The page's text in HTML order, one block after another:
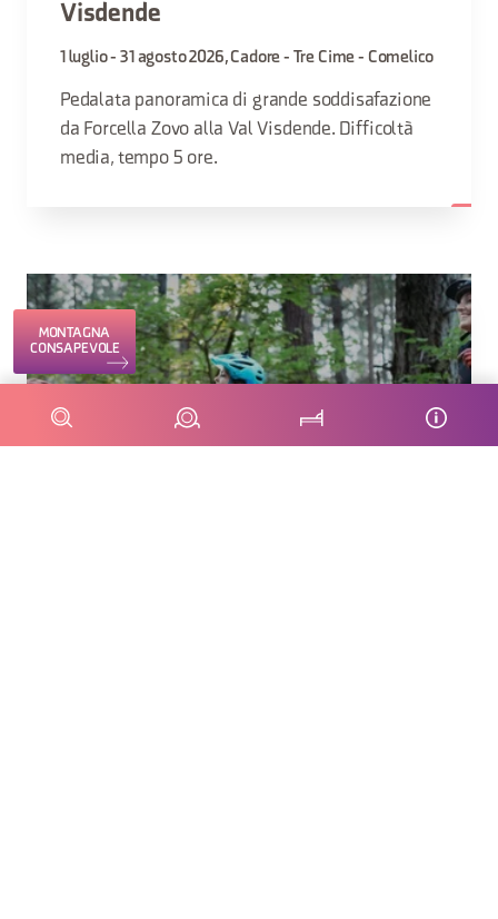
Visdende
1 luglio - 31 agosto 2026, Cadore - Tre Cime - Comelico
Pedalata panoramica di grande soddisafazione
da Forcella Zovo alla Val Visdende. Difficoltà
media, tempo 5 ore.
MONTAGNA
CONSAPEVOLE